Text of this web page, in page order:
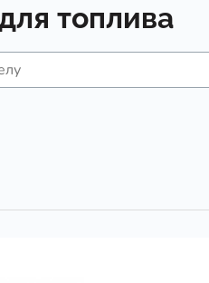
топлива